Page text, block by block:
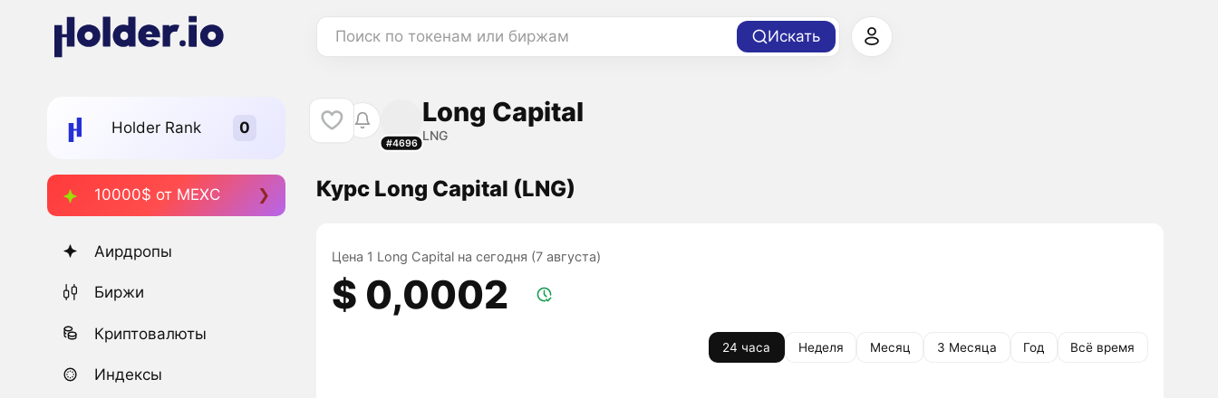
Поиск по токенам или биржам Искать
Holder Rank
10000$ от MEXC
Аирдропы
Биржи
Криптовалюты
Индексы
#4696
Long Capital
LNG
Курс Long Capital (LNG)
Цена 1 Long Capital на сегодня (7 августа)
$ 0,0002
24 часа Неделя Месяц 3 Месяца Год Всё время